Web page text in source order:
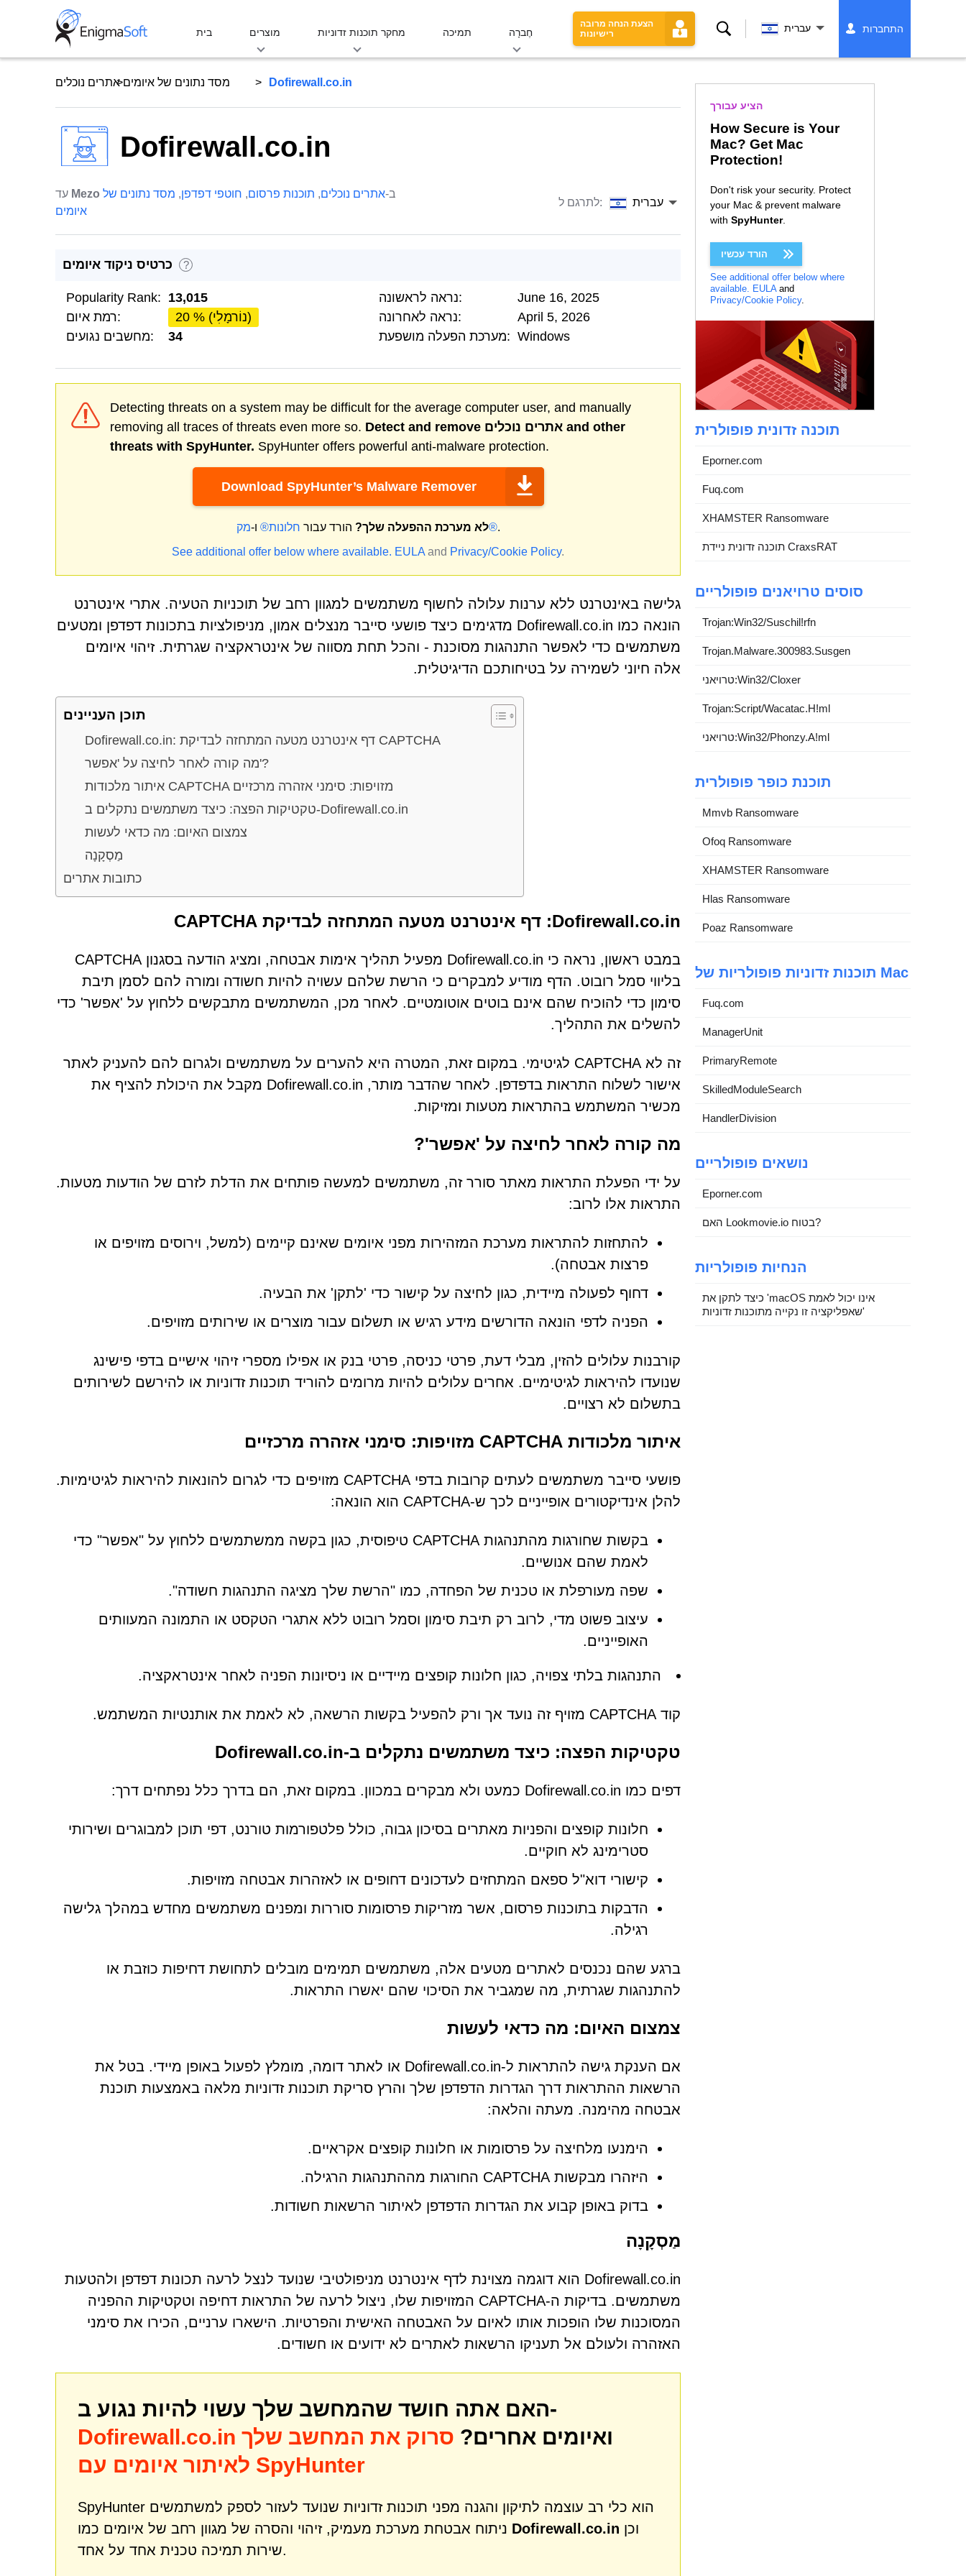
בית מוצרים מחקר תוכנות זדוניות תמיכה חֶברָה
הצעת הנחה מרובה
רישיונות
לחפש עברית התחברות
מסד נתונים של איומים אתרים נוכלים Dofirewall.co.in
Dofirewall.co.in
Mezo ב-אתרים נוכלים, תוכנות פרסום, חוטפי דפדפן, מסד נתונים של
איומים
לתרגם ל: עברית
כרטיס ניקוד איומים ?
Popularity Rank: 13,015
רמת איום:
20 % (נוֹרמָלִי)
מחשבים נגועים:
34
נראה לראשונה:
June 16, 2025
נראה לאחרונה:
April 5, 2026
מערכת הפעלה מושפעת: Windows
Detecting threats on a system may be difficult for the average computer user, and manually
removing all traces of threats even more so. Detect and remove אתרים נוכלים and other
threats with SpyHunter. SpyHunter offers powerful anti-malware protection.
Download SpyHunter’s Malware Remover
לא מערכת ההפעלה שלך? הורד עבור חלונות® ו- מק®.
See additional offer below where available. EULA and Privacy/Cookie Policy.
גלישה באינטרנט ללא ערנות עלולה לחשוף משתמשים למגוון רחב של תוכניות הטעיה. אתרי אינטרנט
הונאה כמו Dofirewall.co.in מדגימים כיצד פושעי סייבר מנצלים אמון, מניפולציות בתכונות דפדפן ומטעים
משתמשים כדי לאפשר התנהגות מסוכנת - והכל תחת מסווה של אינטראקציה שגרתית. זיהוי איומים
אלה חיוני לשמירה על בטיחותכם הדיגיטלית.
תוכן העניינים
Dofirewall.co.in: דף אינטרנט מטעה המתחזה לבדיקת CAPTCHA
מה קורה לאחר לחיצה על 'אפשר'?
איתור מלכודות CAPTCHA מזויפות: סימני אזהרה מרכזיים
טקטיקות הפצה: כיצד משתמשים נתקלים ב-Dofirewall.co.in
צמצום האיום: מה כדאי לעשות
מַסְקָנָה
כתובות אתרים
Dofirewall.co.in: דף אינטרנט מטעה המתחזה לבדיקת CAPTCHA
במבט ראשון, נראה כי Dofirewall.co.in מפעיל תהליך אימות אבטחה, ומציג הודעה בסגנון CAPTCHA
בליווי סמל רובוט. הדף מודיע למבקרים כי הרשת שלהם עשויה להיות חשודה ומורה להם לסמן תיבת
סימון כדי להוכיח שהם אינם בוטים אוטומטיים. לאחר מכן, המשתמשים מתבקשים ללחוץ על 'אפשר' כדי
להשלים את התהליך.
זה לא CAPTCHA לגיטימי. במקום זאת, המטרה היא להערים על משתמשים ולגרום להם להעניק לאתר
אישור לשלוח התראות בדפדפן. לאחר שהדבר מותר, Dofirewall.co.in מקבל את היכולת להציף את
מכשיר המשתמש בהתראות מטעות ומזיקות.
מה קורה לאחר לחיצה על 'אפשר'?
על ידי הפעלת התראות מאתר סורר זה, משתמשים למעשה פותחים את הדלת לזרם של הודעות מטעות.
התראות אלו לרוב:
להתחזות להתראות מערכת המזהירות מפני איומים שאינם קיימים (למשל, וירוסים מזויפים או
פרצות אבטחה).
דחוף לפעולה מיידית, כגון לחיצה על קישור כדי 'לתקן' את הבעיה.
הפניה לדפי הונאה הדורשים מידע רגיש או תשלום עבור מוצרים או שירותים מזויפים.
קורבנות עלולים להזין, מבלי דעת, פרטי כניסה, פרטי בנק או אפילו מספרי זיהוי אישיים בדפי פישינג
שנועדו להיראות לגיטימיים. אחרים עלולים להיות מרומים להוריד תוכנות זדוניות או להירשם לשירותים
בתשלום לא רצויים.
איתור מלכודות CAPTCHA מזויפות: סימני אזהרה מרכזיים
פושעי סייבר משתמשים לעתים קרובות בדפי CAPTCHA מזויפים כדי לגרום להונאות להיראות לגיטימיות.
להלן אינדיקטורים אופייניים לכך ש-CAPTCHA הוא הונאה:
בקשות שחורגות מהתנהגות CAPTCHA טיפוסית, כגון בקשה ממשתמשים ללחוץ על "אפשר" כדי
לאמת שהם אנושיים.
שפה מעורפלת או טכנית של הפחדה, כמו "הרשת שלך מציגה התנהגות חשודה".
עיצוב פשוט מדי, לרוב רק תיבת סימון וסמל רובוט ללא אתגרי הטקסט או התמונה המעוותים
האופייניים.
התנהגות בלתי צפויה, כגון חלונות קופצים מיידיים או ניסיונות הפניה לאחר אינטראקציה.
קוד CAPTCHA מזויף זה נועד אך ורק להפעיל בקשות הרשאה, לא לאמת את אותנטיות המשתמש.
טקטיקות הפצה: כיצד משתמשים נתקלים ב-Dofirewall.co.in
דפים כמו Dofirewall.co.in כמעט ולא מבקרים במכוון. במקום זאת, הם בדרך כלל נפתחים דרך:
חלונות קופצים והפניות מאתרים בסיכון גבוה, כולל פלטפורמות טורנט, דפי תוכן למבוגרים ושירותי
סטרימינג לא חוקיים.
קישורי דוא"ל ספאם המתחזים לעדכונים דחופים או לאזהרות אבטחה מזויפות.
הדבקות בתוכנות פרסום, אשר מזריקות פרסומות סוררות ומפנים משתמשים מחדש במהלך גלישה
רגילה.
ברגע שהם נכנסים לאתרים מטעים אלה, משתמשים תמימים מובלים לתחושת דחיפות כוזבת או
להתנהגות שגרתית, מה שמגביר את הסיכוי שהם יאשרו התראות.
צמצום האיום: מה כדאי לעשות
אם הענקת גישה להתראות ל-Dofirewall.co.in או לאתר דומה, מומלץ לפעול באופן מיידי. בטל את
הרשאות ההתראות דרך הגדרות הדפדפן שלך והרץ סריקת תוכנות זדוניות מלאה באמצעות תוכנת
אבטחה מהימנה. מעתה והלאה:
הימנעו מלחיצה על פרסומות או חלונות קופצים אקראיים.
היזהרו מבקשות CAPTCHA החורגות מההתנהגות הרגילה.
בדוק באופן קבוע את הגדרות הדפדפן לאיתור הרשאות חשודות.
מַסְקָנָה
Dofirewall.co.in הוא דוגמה מצוינת לדף אינטרנט מניפולטיבי שנועד לנצל לרעה תכונות דפדפן ולהטעות
משתמשים. בדיקות ה-CAPTCHA המזויפות שלו, ניצול לרעה של התראות דחיפה וטקטיקות ההפניה
המסוכנות שלו הופכות אותו לאיום על האבטחה האישית והפרטיות. הישארו ערניים, הכירו את סימני
האזהרה ולעולם אל תעניקו הרשאות לאתרים לא ידועים או חשודים.
האם אתה חושד שהמחשב שלך עשוי להיות נגוע ב-
Dofirewall.co.in
ואיומים אחרים? סרוק את המחשב שלך
לאיתור איומים עם SpyHunter
SpyHunter הוא כלי רב עוצמה לתיקון והגנה מפני תוכנות זדוניות שנועד לעזור לספק למשתמשים
Dofirewall.co.in
שירות תמיכה טכנית אחד על אחד.
הציע עבורך
How Secure is Your
Mac? Get Mac
Protection!
Don't risk your security. Protect
your Mac & prevent malware
with SpyHunter.
הורד עכשיו
See additional offer below where
available. EULAand
Privacy/Cookie Policy.
תוכנה זדונית פופולרית
Eporner.com
Fuq.com
XHAMSTER Ransomware
תוכנה זדונית ניידת CraxsRAT
סוסים טרויאנים פופולריים
Trojan:Win32/Suschil!rfn
Trojan.Malware.300983.Susgen
טרויאני:Win32/Cloxer
Trojan:Script/Wacatac.H!ml
טרויאני:Win32/Phonzy.A!ml
תוכנת כופר פופולרית
Mmvb Ransomware
Ofoq Ransomware
XHAMSTER Ransomware
Hlas Ransomware
Poaz Ransomware
תוכנות זדוניות פופולריות של Mac
Fuq.com
ManagerUnit
PrimaryRemote
SkilledModuleSearch
HandlerDivision
נושאים פופולריים
Eporner.com
האם Lookmovie.io בטוח?
הנחיות פופולריות
כיצד לתקן את 'macOS אינו יכול לאמת
שאפליקציה זו נקייה מתוכנות זדוניות'